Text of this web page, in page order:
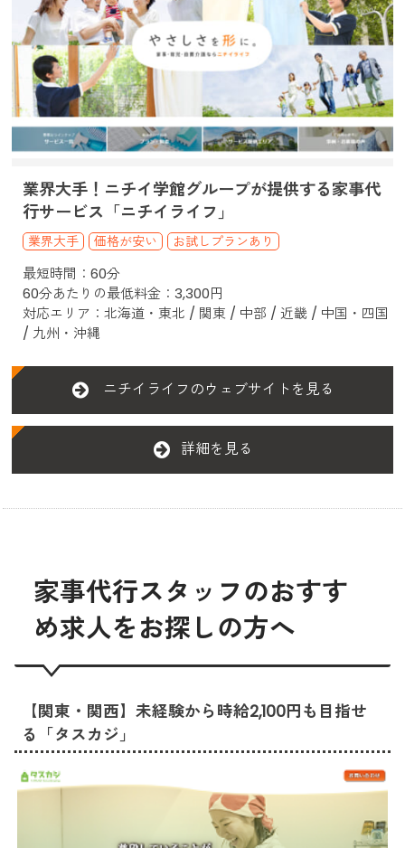
業界大手！ニチイ学館グループが提供する家事代
行サービス「ニチイライフ」
業界大手 価格が安い お試しプランあり
最短時間：60分
60分あたりの最低料金：3,300円
対応エリア：北海道・東北 / 関東 / 中部 / 近畿 / 中国・四国
/ 九州・沖縄
ニチイライフのウェブサイトを見る
詳細を見る
家事代行スタッフのおすす
め求人をお探しの方へ
【関東・関西】未経験から時給2,100円も目指せ
る「タスカジ」